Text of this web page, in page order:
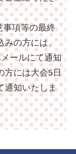
事項等の最終
みの方には、
ールにて通知
方には大会5日
通知いたしま